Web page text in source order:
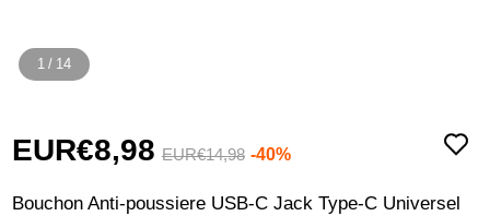
1 / 14
EUR€8,98 EUR€14,98 -40%
Bouchon Anti-poussiere USB-C Jack Type-C Universel